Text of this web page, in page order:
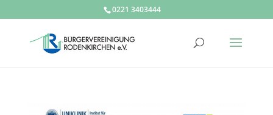
0221 3403444